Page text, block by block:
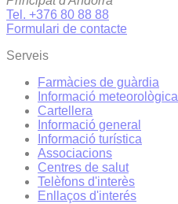
Tel. +376 80 88 88
Formulari de contacte
Serveis
Farmàcies de guàrdia
Informació meteorològica
Cartellera
Informació general
Informació turística
Associacions
Centres de salut
Telèfons d'interès
Enllaços d'interés